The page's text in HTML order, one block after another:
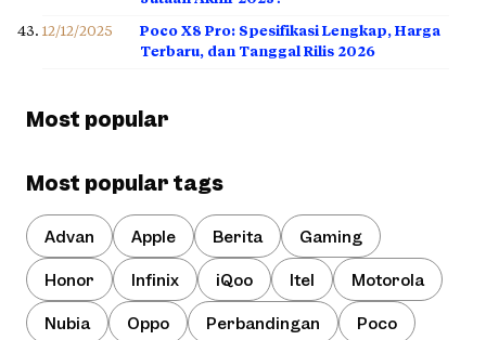
12/12/2025
Poco X8 Pro: Spesifikasi Lengkap, Harga
Terbaru, dan Tanggal Rilis 2026
Most popular
Most popular tags
Advan Apple Berita Gaming
Honor Infinix iQoo Itel Motorola
Nubia Oppo Perbandingan Poco